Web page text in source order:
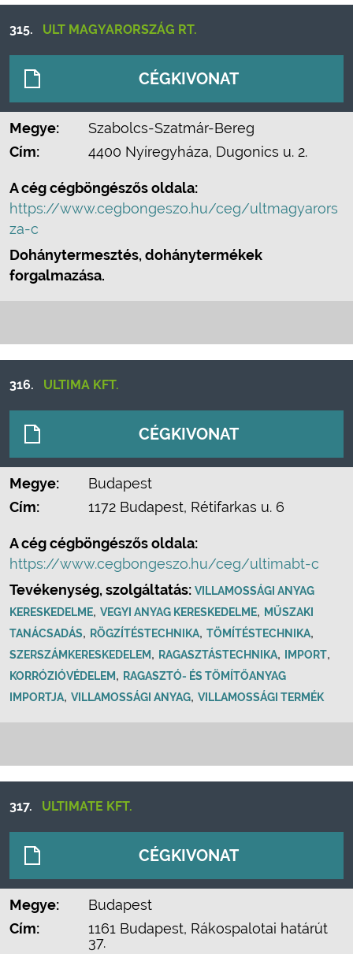
315. ULT MAGYARORSZÁG RT.
CÉGKIVONAT
Megye:
Szabolcs-Szatmár-Bereg
Cím:
4400 Nyíregyháza, Dugonics u. 2.
A cég cégböngészős oldala:
https://www.cegbongeszo.hu/ceg/ultmagyarors
za-c
Dohánytermesztés, dohánytermékek
forgalmazása.
316. ULTIMA KFT.
CÉGKIVONAT
Megye:
Budapest
Cím:
1172 Budapest, Rétifarkas u. 6
A cég cégböngészős oldala:
https://www.cegbongeszo.hu/ceg/ultimabt-c
Tevékenység, szolgáltatás: VILLAMOSSÁGI ANYAG
KERESKEDELME, VEGYI ANYAG KERESKEDELME, MŰSZAKI
TANÁCSADÁS, RÖGZÍTÉSTECHNIKA, TÖMÍTÉSTECHNIKA,
SZERSZÁMKERESKEDELEM, RAGASZTÁSTECHNIKA, IMPORT,
KORRÓZIÓVÉDELEM, RAGASZTÓ- ÉS TÖMÍTŐANYAG
IMPORTJA, VILLAMOSSÁGI ANYAG, VILLAMOSSÁGI TERMÉK
317. ULTIMATE KFT.
CÉGKIVONAT
Megye:
Budapest
Cím:
1161 Budapest, Rákospalotai határút
37.